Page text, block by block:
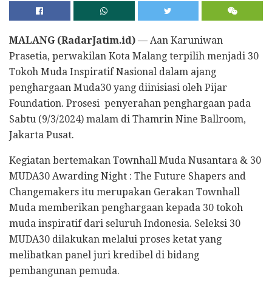
MALANG (RadarJatim.id) — Aan Karuniwan
Prasetia, perwakilan Kota Malang terpilih menjadi 30
Tokoh Muda Inspiratif Nasional dalam ajang
penghargaan Muda30 yang diinisiasi oleh Pijar
Foundation. Prosesi penyerahan penghargaan pada
Sabtu (9/3/2024) malam di Thamrin Nine Ballroom,
Jakarta Pusat.
Kegiatan bertemakan Townhall Muda Nusantara & 30
MUDA30 Awarding Night : The Future Shapers and
Changemakers itu merupakan Gerakan Townhall
Muda memberikan penghargaan kepada 30 tokoh
muda inspiratif dari seluruh Indonesia. Seleksi 30
MUDA30 dilakukan melalui proses ketat yang
melibatkan panel juri kredibel di bidang
pembangunan pemuda.